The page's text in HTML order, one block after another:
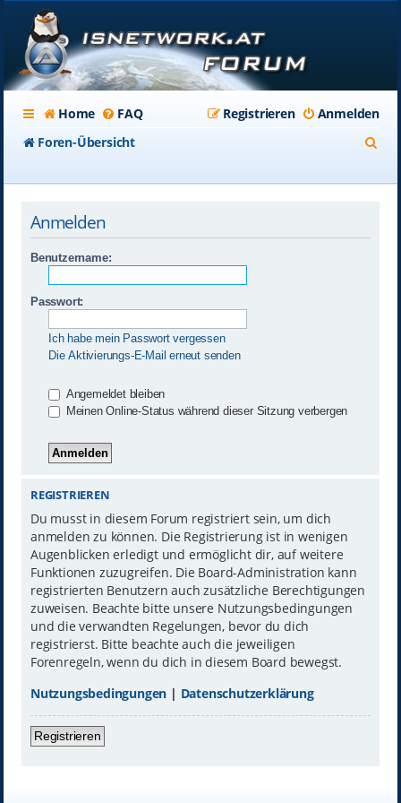
Home FAQ Anmelden
Registrieren
Foren-Übersicht
Anmelden
Benutzername:
Passwort:
Ich habe mein Passwort vergessen
Die Aktivierungs-E-Mail erneut senden
Angemeldet bleiben
Meinen Online-Status während dieser Sitzung verbergen
REGISTRIEREN
Du musst in diesem Forum registriert sein, um dich
anmelden zu können. Die Registrierung ist in wenigen
Augenblicken erledigt und ermöglicht dir, auf weitere
Funktionen zuzugreifen. Die Board-Administration kann
registrierten Benutzern auch zusätzliche Berechtigungen
zuweisen. Beachte bitte unsere Nutzungsbedingungen
und die verwandten Regelungen, bevor du dich
registrierst. Bitte beachte auch die jeweiligen
Forenregeln, wenn du dich in diesem Board bewegst.
Nutzungsbedingungen | Datenschutzerklärung
Registrieren